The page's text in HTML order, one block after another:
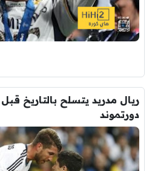
ريال مدريد يتسلح بالتاريخ
دورتموند